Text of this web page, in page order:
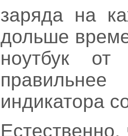
заряда на
дольше
ноутбук
правильнее
индикатора